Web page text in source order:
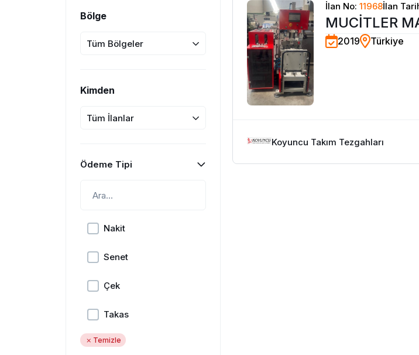
Bölge
Tüm Bölgeler
Kimden
Tüm İlanlar
Ödeme Tipi
Nakit
Senet
Çek
Takas
Temizle
İlan No:11968İlan
MUCİTLER
MAKİNASI
2019 Türkiye
Koyuncu Takım Tezgahları